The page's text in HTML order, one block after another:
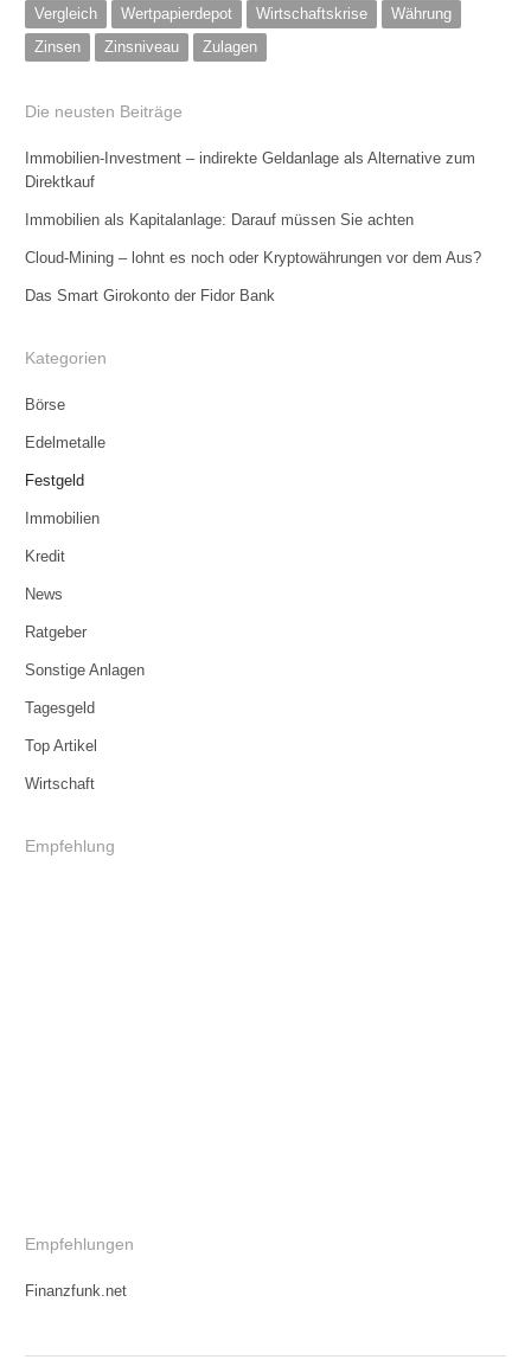
Vergleich
Wertpapierdepot Wirtschaftskrise
Währung
Zinsen
Zinsniveau Zulagen
Die neusten Beiträge
Immobilien-Investment – indirekte Geldanlage als Alternative zum
Direktkauf
Immobilien als Kapitalanlage: Darauf müssen Sie achten
Cloud-Mining – lohnt es noch oder Kryptowährungen vor dem Aus?
Das Smart Girokonto der Fidor Bank
Kategorien
Börse
Edelmetalle
Festgeld
Immobilien
Kredit
News
Ratgeber
Sonstige Anlagen
Tagesgeld
Top Artikel
Wirtschaft
Empfehlung
Empfehlungen
Finanzfunk.net